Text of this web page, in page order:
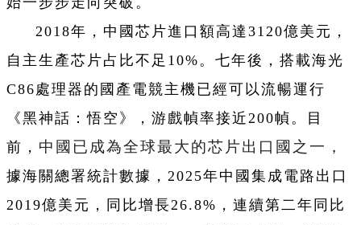
2018年，中國芯片進口額高達3120億美元，
自主生產芯片占比不足10%。七年後，搭載海光
C86處理器的國產電競主機已經可以流暢運行
《黑神話：悟空》，游戲幀率接近200幀。目
前， 中國已成為全球最大的芯片出口國之一，
據海關總署統計數據，2025年中國集成電路出口
2019億美元，同比增長26.8%，連續第二年同比